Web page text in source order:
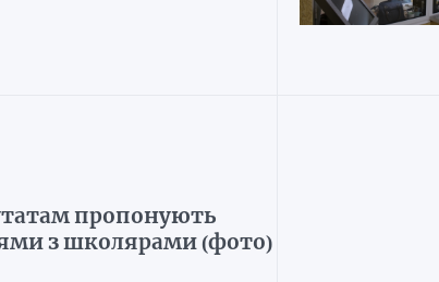
пропонують
з школярами (фото)